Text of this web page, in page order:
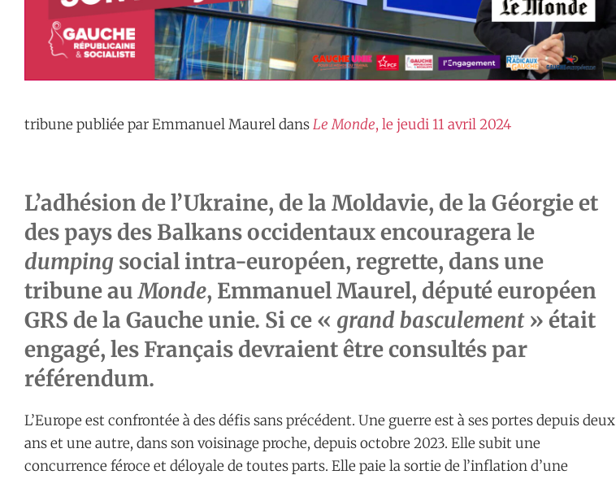
tribune publiée par Emmanuel Maurel dansLe Monde, le jeudi 11 avril 2024
L’adhésion de l’Ukraine, de la Moldavie, de la Géorgie et
des pays des Balkans occidentaux encouragera le
dumping social intra-européen, regrette, dans une
tribune auMonde, Emmanuel Maurel, député européen
GRS de la Gauche unie. Si ce « grand basculement» était
engagé, les Français devraient être consultés par
référendum.
L’Europe est confrontée à des défis sans précédent. Une guerre est à ses portes depuis deux
ans et une autre, dans son voisinage proche, depuis octobre 2023. Elle subit une
concurrence féroce et déloyale de toutes parts. Elle paie la sortie de l’inflation d’une